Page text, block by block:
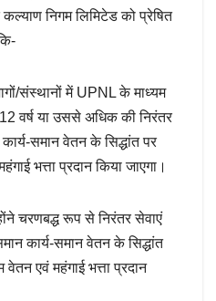
निगम लिमिटेड को प्रेषित
संस्थानों में UPNL के माध्यम
वर्ष या उससे अधिक की निरंतर
समान वेतन के सिद्धांत पर
भत्ता प्रदान किया जाएगा।
चरणबद्ध रूप से निरंतर सेवाएं
कार्य-समान वेतन के सिद्धांत
एवं महंगाई भत्ता प्रदान